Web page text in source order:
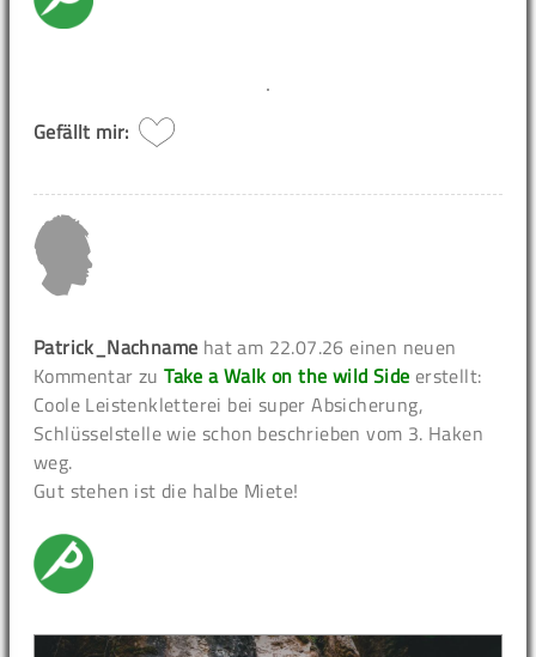
Gefällt mir:
Patrick_Nachname hat am 22.07.26 einen neuen
Kommentar zuTake a Walk on the wild Side erstellt:
Coole Leistenkletterei bei super Absicherung,
Schlüsselstelle wie schon beschrieben vom 3. Haken
weg.
Gut stehen ist die halbe Miete!